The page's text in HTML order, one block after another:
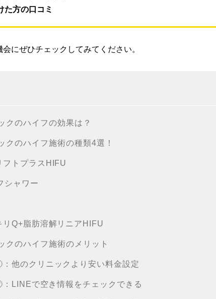
た方の口コミ
にぜひチェックしてみてください。
クのハイフの効果は？
クのハイフ施術の種類4選！
フトプラスHIFU
シャワー
リQ+脂肪溶解リニアHIFU
クのハイフ施術のメリット
他のクリニックより安い料金設定
LINEで空き情報をチェックできる